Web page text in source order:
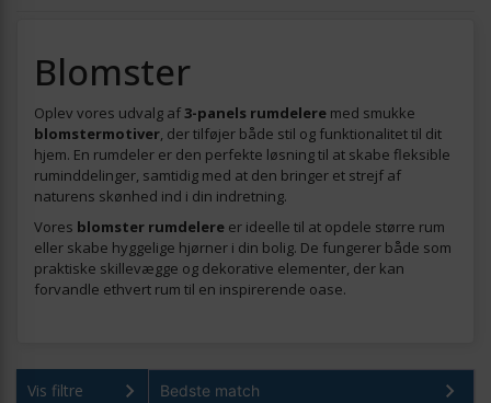
Blomster
Oplev vores udvalg af3-panels rumdelere med smukke
blomstermotiver, der tilføjer både stil og funktionalitet til dit
hjem. En rumdeler er den perfekte løsning til at skabe fleksible
ruminddelinger, samtidig med at den bringer et strejf af
naturens skønhed ind i din indretning.
Vores blomster rumdelere er ideelle til at opdele større rum
eller skabe hyggelige hjørner i din bolig. De fungerer både som
praktiske skillevægge og dekorative elementer, der kan
forvandle ethvert rum til en inspirerende oase.
Vis filtre